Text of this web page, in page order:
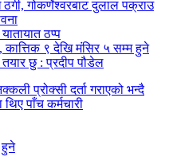
गोकर्णेश्वरबाट दुलाल पक्राउ
यातायात ठप्प
कात्तिक ९ देखि मंसिर ५ सम्म हुने
तयार छु : प्रदीप पौडेल
प्रोक्सी दर्ता गराएको भन्दै
पाँच कर्मचारी